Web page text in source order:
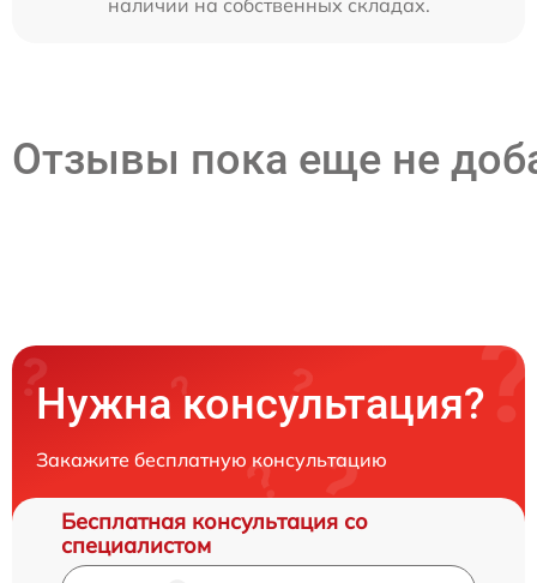
наличии на собственных складах.
Отзывы пока еще не
Нужна консультация?
Закажите бесплатную консультацию
Бесплатная консультация со
специалистом